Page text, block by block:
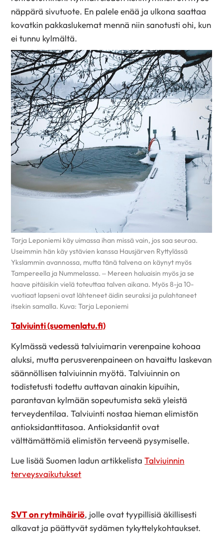
näppärä sivutuote. En palele enää ja ulkona saattaa
kovatkin pakkaslukemat mennä niin sanotusti ohi, kun
ei tunnu kylmältä.
Tarja Leponiemi käy uimassa ihan missä vain, jos saa seuraa.
Useimmin hän käy ystävien kanssa Hausjärven Ryttylässä
Ykslammin avannossa, mutta tänä talvena on käynyt myös
Tampereella ja Nummelassa. – Mereen haluaisin myös ja se
haave pitäisikin vielä toteuttaa talven aikana. Myös 8-ja 10-
vuotiaat lapseni ovat lähteneet äidin seuraksi ja pulahtaneet
itsekin samalla. Kuva: Tarja Leponiemi
Talviuinti(suomenlatu.fi)
Kylmässä vedessä talviuimarin verenpaine kohoaa
aluksi, mutta perusverenpaineen on havaittu laskevan
säännöllisen talviuinnin myötä. Talviuinnin on
todistetusti todettu auttavan ainakin kipuihin,
parantavan kylmään sopeutumista sekä yleistä
terveydentilaa. Talviuinti nostaa hieman elimistön
antioksidanttitasoa. Antioksidantit ovat
välttämättömiä elimistön terveenä pysymiselle.
Lue lisää Suomen ladun artikkelistaTalviuinnin
terveysvaikutukset
SVT on rytmihäiriö, jolle ovat tyypillisiä äkillisesti
alkavat ja päättyvät sydämen tykyttelykohtaukset.